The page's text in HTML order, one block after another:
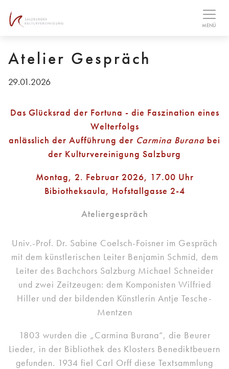
MENÜ
Atelier Gespräch
29.01.2026
Das Glücksrad der Fortuna - die Faszination eines
Welterfolgs
anlässlich der Aufführung der Carmina Burana bei
der Kulturvereinigung Salzburg
Montag, 2. Februar 2026, 17.00 Uhr
Bibiotheksaula, Hofstallgasse 2-4
Ateliergespräch
Univ.-Prof. Dr. Sabine Coelsch-Foisner im Gespräch
mit dem künstlerischen Leiter Benjamin Schmid, dem
Leiter des Bachchors Salzburg Michael Schneider
und zwei Zeitzeugen: dem Komponisten Wilfried
Hiller und der bildenden Künstlerin Antje Tesche-
Mentzen
1803 wurden die „Carmina Burana“, die Beurer
Lieder, in der Bibliothek des Klosters Benediktbeuern
gefunden. 1934 fiel Carl Orff diese Textsammlung